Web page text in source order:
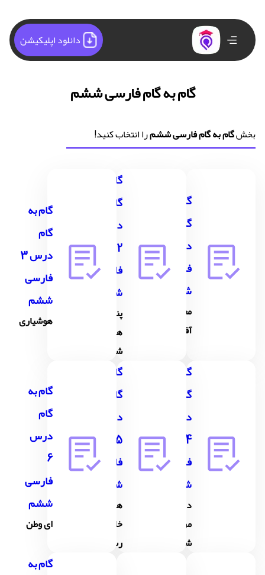
دانلود اپلیکیشن
گام به گام فارسی ششم
بخشگام به گام فارسی ششمرا انتخاب کنید!
گام به
گام
درس 1
فارسی
ششم
معرفتِ
آفریدگار
گام به
گام
درس
2
فارسی
ششم
پنجره
های
شناخت
گام به
گام
درس 3
فارسی
ششم
هوشیاری
گام به
گام
درس
4
فارسی
ششم
داستان
من و
شما
گام به
گام
درس
5
فارسی
ششم
هفت
خانِ
رستم
گام به
گام
درس
6
فارسی
ششم
ای وطن
گام به